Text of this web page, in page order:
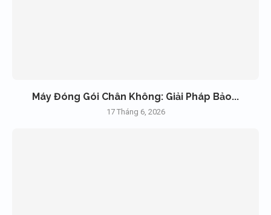
Máy Đóng Gói Chân Không: Giải Pháp Bảo...
17 Tháng 6, 2026